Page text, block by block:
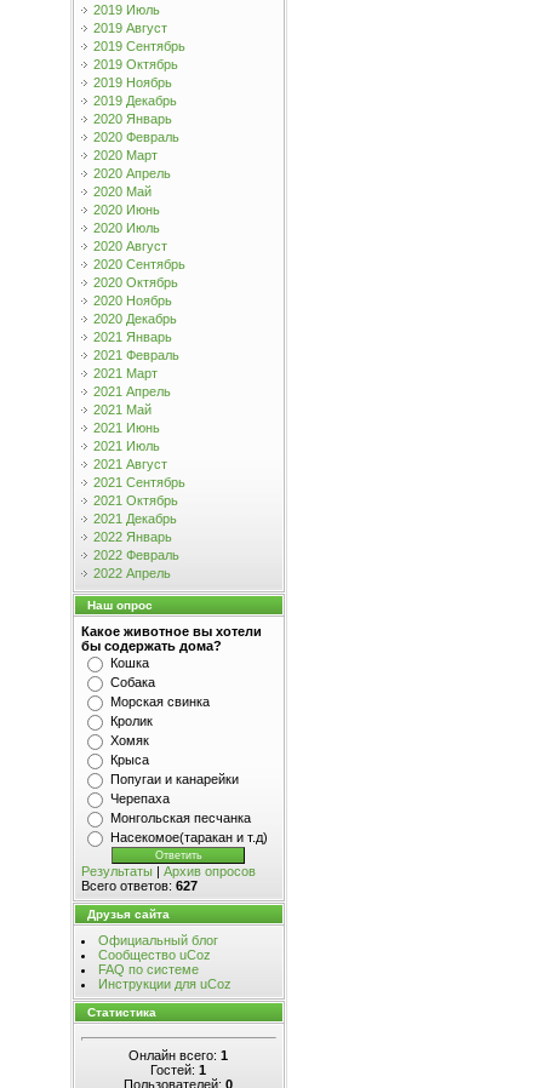
2019 Июль
2019 Август
2019 Сентябрь
2019 Октябрь
2019 Ноябрь
2019 Декабрь
2020 Январь
2020 Февраль
2020 Март
2020 Апрель
2020 Май
2020 Июнь
2020 Июль
2020 Август
2020 Сентябрь
2020 Октябрь
2020 Ноябрь
2020 Декабрь
2021 Январь
2021 Февраль
2021 Март
2021 Апрель
2021 Май
2021 Июнь
2021 Июль
2021 Август
2021 Сентябрь
2021 Октябрь
2021 Декабрь
2022 Январь
2022 Февраль
2022 Апрель
Наш опрос
Какое животное вы хотели
бы содержать дома?
Кошка
Собака
Морская свинка
Кролик
Хомяк
Крыса
Попугаи и канарейки
Черепаха
Монгольская песчанка
Насекомое(таракан и т.д)
Результаты| Архив опросов
Всего ответов: 627
Друзья сайта
Официальный блог
Сообщество uCoz
FAQ по системе
Инструкции для uCoz
Статистика
Онлайн всего: 1
Гостей: 1
Пользователей: 0